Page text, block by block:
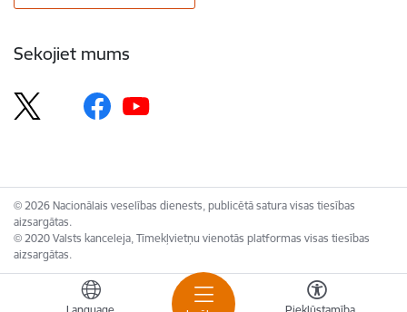
Language Piekļūstamība
Sekojiet mums
© 2026 Nacionālais veselības dienests, publicētā satura visas tiesības
aizsargātas.
© 2020 Valsts kanceleja, Tīmekļvietņu vienotās platformas visas tiesības
aizsargātas.